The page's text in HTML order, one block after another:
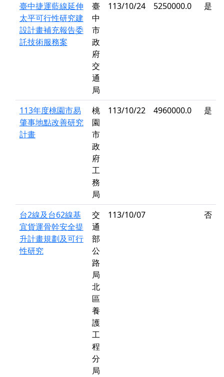
臺中捷運藍線延伸
太平可行性研究建
設計畫補充報告委
託技術服務案
臺
中
市
政
府
交
通
局
113/10/24 5250000.0 是
113年度桃園市易
肇事地點改善研究
計畫
桃
園
市
政
府
工
務
局
113/10/22 4960000.0 是
台2線及台62線基
宜貨運骨幹安全提
升計畫規劃及可行
性研究
交
通
部
公
路
局
北
區
養
護
工
程
分
局
113/10/07 否